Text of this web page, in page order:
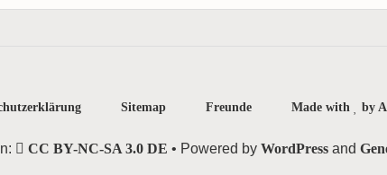
Sitemap Freunde Made with by
CC BY-NC-SA 3.0 DE • Powered by WordPress and